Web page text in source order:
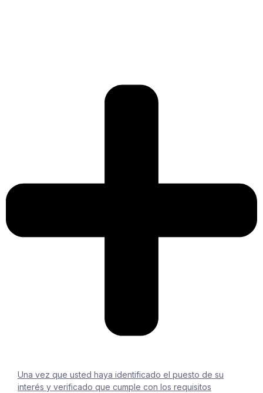
Una vez que usted haya identificado el puesto de su
interés y verificado que cumple con los requisitos